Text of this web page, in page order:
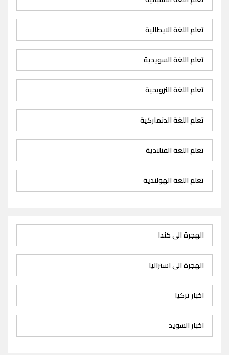
تعلم اللغة الايطالية
تعلم اللغة السويدية
تعلم اللغة النرويجية
تعلم اللغة الدنماركية
تعلم اللغة الفنلندية
تعلم اللغة الهولندية
الهجرة الى كندا
الهجرة الى استراليا
اخبار تركيا
اخبار السويد